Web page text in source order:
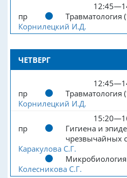
пр
Травматология
Корнилецкий И.Д.
ЧЕТВЕРГ
пр
Травматология
Корнилецкий И.Д.
пр
Гигиена и
чрезвычайных
Каракулова С.Г.
Колесникова С.Г.